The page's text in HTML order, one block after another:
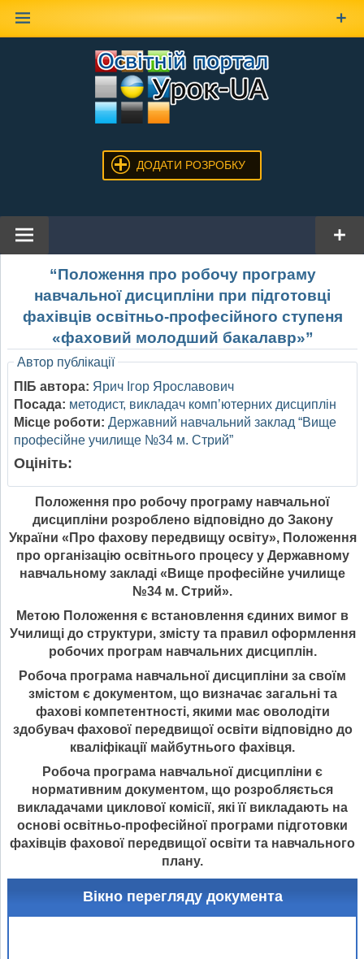
ДОДАТИ РОЗРОБКУ
“Положення про робочу програму
навчальної дисципліни при підготовці
фахівців освітньо-професійного ступеня
«фаховий молодший бакалавр»”
Автор публікації
ПІБ автора: Ярич Ігор Ярославович
Посада: методист, викладач комп’ютерних дисциплін
Місце роботи: Державний навчальний заклад “Вище
професійне училище №34 м. Стрий”
Оцініть:
Положення про робочу програму навчальної
дисципліни розроблено відповідно до Закону
України «Про фахову передвищу освіту», Положення
про організацію освітнього процесу у Державному
навчальному закладі «Вище професійне училище
№34 м. Стрий».
Метою Положення є встановлення єдиних вимог в
Училищі до структури, змісту та правил оформлення
робочих програм навчальних дисциплін.
Робоча програма навчальної дисципліни за своїм
змістом є документом, що визначає загальні та
фахові компетентності, якими має оволодіти
здобувач фахової передвищої освіти відповідно до
кваліфікації майбутнього фахівця.
Робоча програма навчальної дисципліни є
нормативним документом, що розробляється
викладачами циклової комісії, які її викладають на
основі освітньо-професійної програми підготовки
фахівців фахової передвищої освіти та навчального
плану.
Вікно перегляду документа